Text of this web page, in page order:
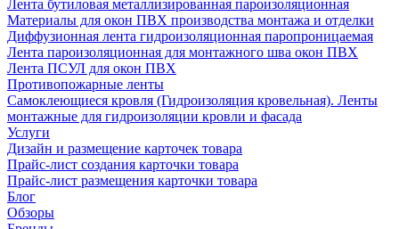
Лента бутиловая металлизированная пароизоляционная
Материалы для окон ПВХ производства монтажа и отделки
Диффузионная лента гидроизоляционная паропроницаемая
Лента пароизоляционная для монтажного шва окон ПВХ
Лента ПСУЛ для окон ПВХ
Противопожарные ленты
Самоклеющиеся кровля (Гидроизоляция кровельная). Ленты
монтажные для гидроизоляции кровли и фасада
Услуги
Дизайн и размещение карточек товара
Прайс-лист создания карточки товара
Прайс-лист размещения карточки товара
Блог
Обзоры